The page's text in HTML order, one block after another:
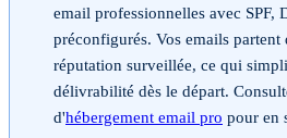
email professionnelles avec
préconfigurés. Vos emails partent
réputation surveillée, ce qui
délivrabilité dès le départ.
d'hébergement email pro pour en